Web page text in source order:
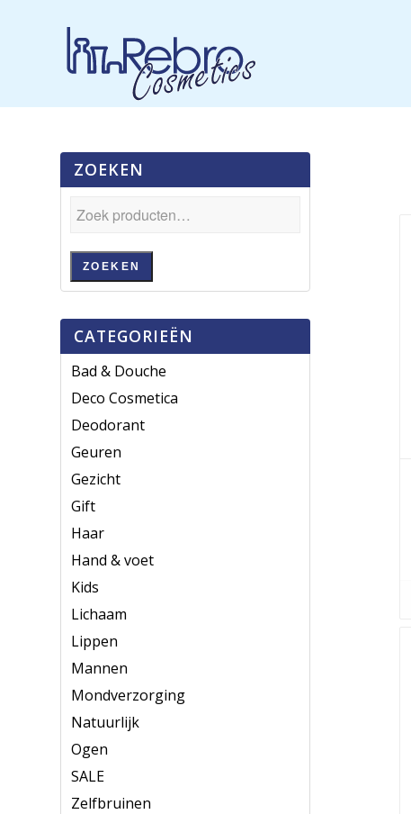
ZOEKEN
ZOEKEN
CATEGORIEËN
Bad & Douche
Deco Cosmetica
Deodorant
Geuren
Gezicht
Gift
Haar
Hand & voet
Kids
Lichaam
Lippen
Mannen
Mondverzorging
Natuurlijk
Ogen
SALE
Zelfbruinen